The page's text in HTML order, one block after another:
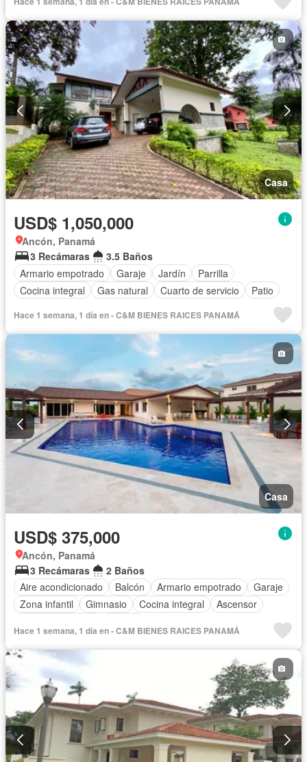
Casa
USD$ 1,050,000
Ancón, Panamá
3 Recámaras
3.5 Baños
Armario empotrado
Garaje Jardín
Parrilla
Cocina integral
Gas natural Cuarto de servicio Patio
Hace 1 semana, 1 día en - C&M BIENES RAICES PANAMÁ
Casa
USD$ 375,000
Ancón, Panamá
3 Recámaras
2 Baños
Aire acondicionado
Balcón Armario empotrado
Garaje
Zona infantil
Gimnasio Cocina integral
Ascensor
Hace 1 semana, 1 día en - C&M BIENES RAICES PANAMÁ